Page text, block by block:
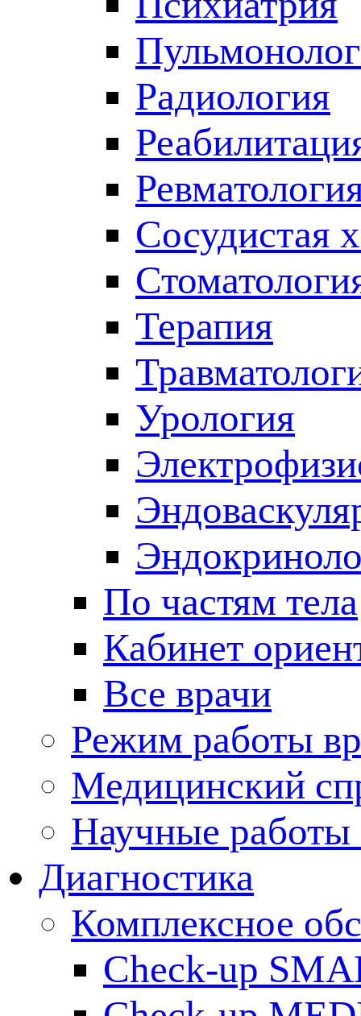
Радиология
Сосудистая
Терапия
Урология
По частям тела
Кабинет
Все врачи
Режим работы
Медицинский
Научные работы
Диагностика
Комплексное
Check-up